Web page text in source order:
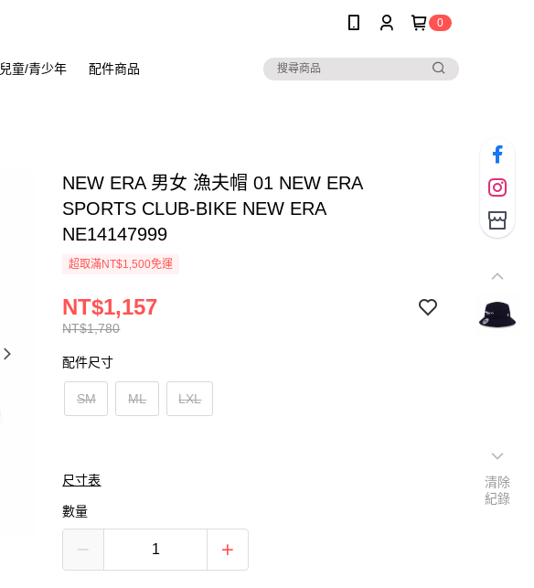
0
兒童/青少年 配件商品
NEW ERA 男女 漁夫帽 01 NEW ERA
SPORTS CLUB-BIKE NEW ERA
NE14147999
超取滿NT$1,500免運
NT$1,780
NT$1,157
配件尺寸
SM ML LXL
尺寸表
數量
清除
紀錄